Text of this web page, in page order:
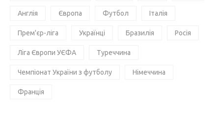
Англія Європа Футбол Італія
Прем'єр-ліга Українці Бразилія Росія
Ліга Європи УЄФА Туреччина
Чемпіонат України з футболу Німеччина
Франція